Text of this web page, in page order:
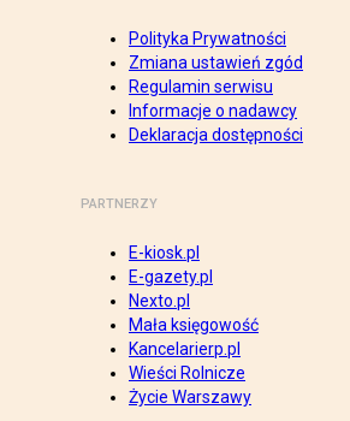
Polityka Prywatności
Zmiana ustawień zgód
Regulamin serwisu
Informacje o nadawcy
Deklaracja dostępności
PARTNERZY
E-kiosk.pl
E-gazety.pl
Nexto.pl
Mała księgowość
Kancelarierp.pl
Wieści Rolnicze
Życie Warszawy